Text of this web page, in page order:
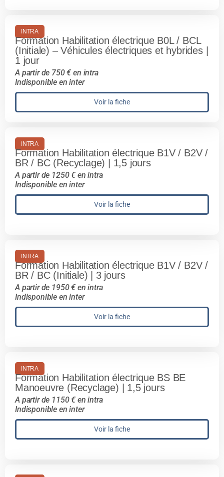
INTRA
Formation Habilitation électrique B0L / BCL
(Initiale) – Véhicules électriques et hybrides |
1 jour
A partir de 750 € en intra
Indisponible en inter
Voir la fiche
INTRA
Formation Habilitation électrique B1V / B2V /
BR / BC (Recyclage) | 1,5 jours
A partir de 1250 € en intra
Indisponible en inter
Voir la fiche
INTRA
Formation Habilitation électrique B1V / B2V /
BR / BC (Initiale) | 3 jours
A partir de 1950 € en intra
Indisponible en inter
Voir la fiche
INTRA
Formation Habilitation électrique BS BE
Manoeuvre (Recyclage) | 1,5 jours
A partir de 1150 € en intra
Indisponible en inter
Voir la fiche